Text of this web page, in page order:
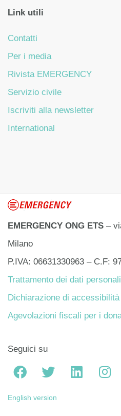
Link utili
Contatti
Per i media
Rivista EMERGENCY
Servizio civile
Iscriviti alla newsletter
International
EMERGENCY ONG ETS –
Milano
P.IVA: 06631330963 – C.F:
Trattamento dei dati
Dichiarazione di accessibilità
Agevolazioni fiscali per i
Seguici su
English version